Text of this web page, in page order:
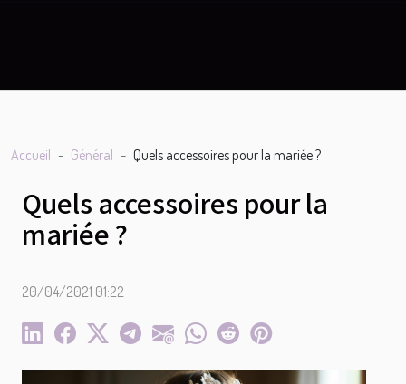
Accueil Général Quels accessoires pour la mariée ?
Quels accessoires pour la
mariée ?
20/04/2021 01:22